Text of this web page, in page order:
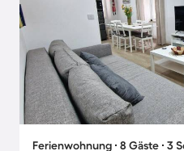
Ferienwohnung ∙ 8 Gäste ∙ 3